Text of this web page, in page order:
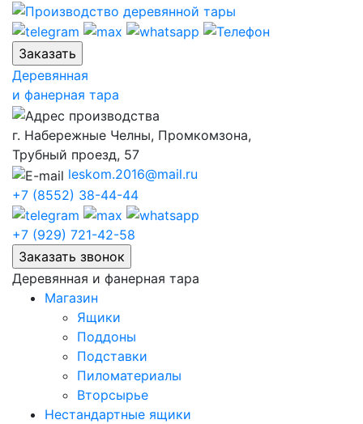
Skip
content
Деревянная
и фанерная тара
г. Набережные Челны, Промкомзона,
Трубный проезд, 57
leskom.2016@mail.ru
+7 (8552) 38-44-44
+7 (929) 721-42-58
Деревянная и фанерная тара
Магазин
Ящики
Поддоны
Подставки
Пиломатериалы
Вторсырье
Нестандартные ящики